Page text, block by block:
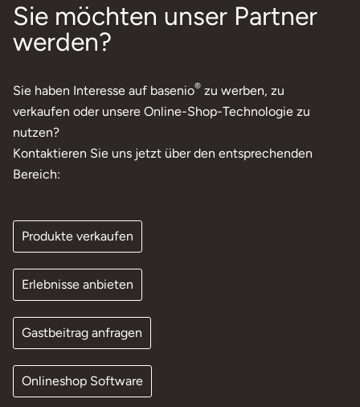
Sie möchten unser Partner
werden?
Sie haben Interesse auf basenio® zu werben, zu
verkaufen oder unsere Online-Shop-Technologie zu
nutzen?
Kontaktieren Sie uns jetzt über den entsprechenden
Bereich:
Produkte verkaufen
Erlebnisse anbieten
Gastbeitrag anfragen
Onlineshop Software